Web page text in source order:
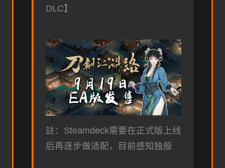
DLC】
註：Steamdeck需要在正式版上线
后再逐步做适配，目前感知独般